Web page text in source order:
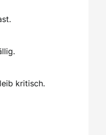
kritisch.